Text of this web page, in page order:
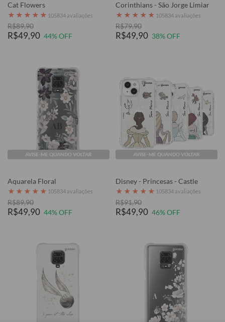
Cat Flowers
★ ★ ★ ★ ★ 105834 avaliações
R$89,90
R$49,90 44% OFF
Corinthians - São Jorge Limiar
★ ★ ★ ★ ★ 105834 avaliações
R$79,90
R$49,90 38% OFF
AVISE-ME QUANDO VOLTAR
Aquarela Floral
★ ★ ★ ★ ★ 105834 avaliações
R$89,90
R$49,90 44% OFF
AVISE-ME QUANDO VOLTAR
Disney - Princesas - Castle
★ ★ ★ ★ ★ 105834 avaliações
R$91,90
R$49,90 46% OFF